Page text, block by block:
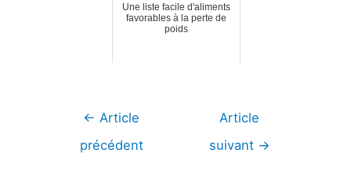
Une liste facile d'aliments
favorables à la perte de
poids
Navigation
← Article
précédent
Article
suivant →